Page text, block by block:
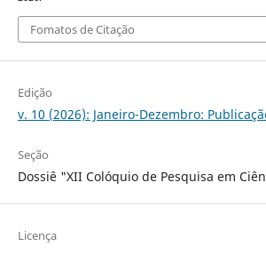
Fomatos de Citação
Edição
v. 10 (2026): Janeiro-Dezembro:
Seção
Dossiê "XII Colóquio de Pesquisa em
Licença